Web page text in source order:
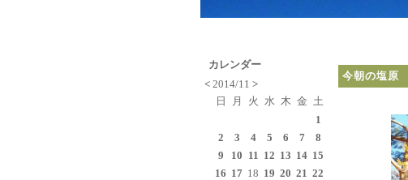
今朝の塩
カレンダー
< 2014/11 >
日
月 火 水 木 金 土
1
2
3 4 5 6 7
8
9
10 11 12 13 14 15
16 17 18 19 20 21 22